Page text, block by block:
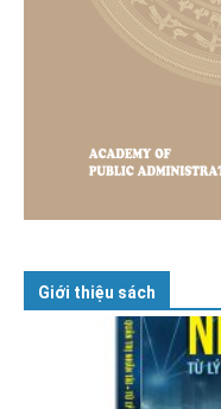
Giới thiệu sách